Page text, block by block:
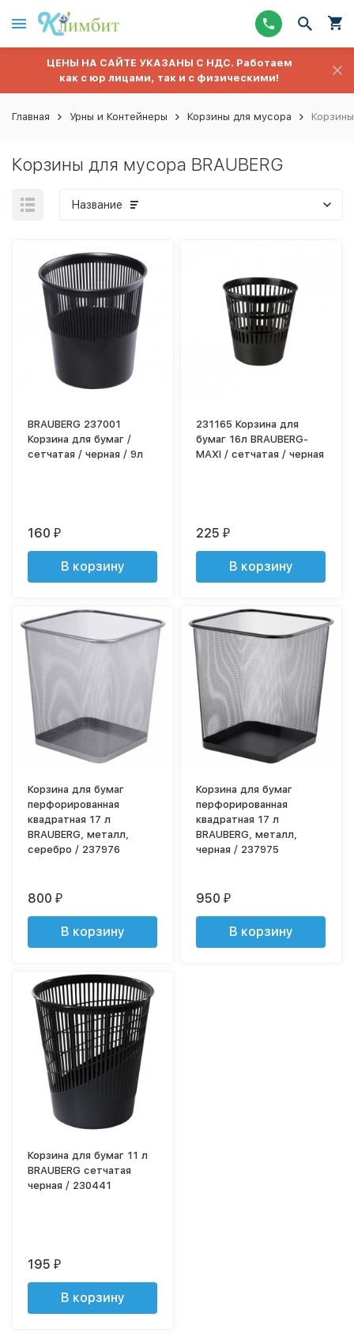
ЦЕНЫ НА САЙТЕ УКАЗАНЫ С НДС. Работаем
как с юр лицами, так и с физическими!
Главная Урны и Контейнеры Корзины для мусора
Корзины для мусора BRAUBERG
Название
BRAUBERG 237001
Корзина для бумаг /
сетчатая / черная / 9л
160₽
В корзину
231165 Корзина для
бумаг 16л BRAUBERG-
MAXI / сетчатая / черная
225₽
В корзину
Корзина для бумаг
перфорированная
квадратная 17 л
BRAUBERG, металл,
серебро / 237976
800₽
В корзину
Корзина для бумаг
перфорированная
квадратная 17 л
BRAUBERG, металл,
черная / 237975
950₽
В корзину
Корзина для бумаг 11 л
BRAUBERG сетчатая
черная / 230441
195₽
В корзину